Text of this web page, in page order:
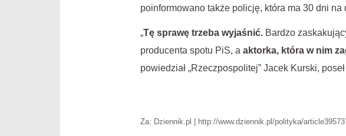
poinformowano także policję, która ma 30 dni
„Tę sprawę trzeba wyjaśnić. Bardzo
producenta spotu PiS, a aktorka, która w nim
powiedział „Rzeczpospolitej” Jacek Kurski,
Za: Dziennik.pl | http://www.dziennik.pl/polityka/